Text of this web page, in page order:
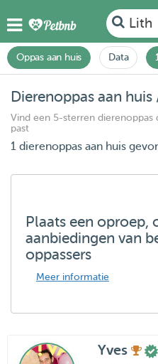
Lith
Oppas aan huis Data
Dierenoppas aan
Vind een 5-sterren dierenoppas
past
1 dierenoppas aan huis
Plaats een oproep,
aanbiedingen van
oppassers
Meer informatie
Yves